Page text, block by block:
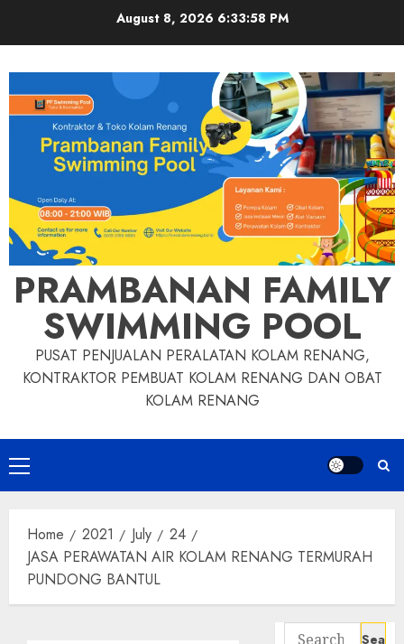
August 8, 2026 6:33:59 PM
PRAMBANAN FAMILY
SWIMMING POOL
PUSAT PENJUALAN PERALATAN KOLAM RENANG,
KONTRAKTOR PEMBUAT KOLAM RENANG DAN OBAT
KOLAM RENANG
Primary
Menu
Home 2021 July
24
JASA PERAWATAN AIR KOLAM RENANG TERMURAH
PUNDONG BANTUL
Search